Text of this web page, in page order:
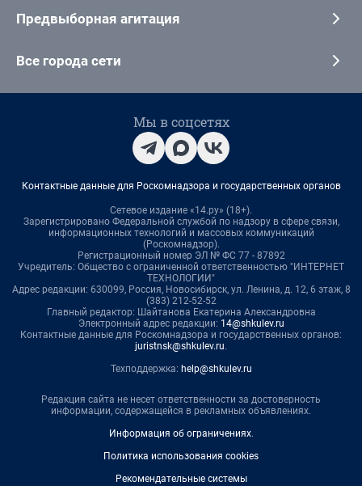
Предвыборная агитация
Все города сети
Мы в соцсетях
Контактные данные для Роскомнадзора и государственных органов
Сетевое издание «14.ру» (18+).
Зарегистрировано Федеральной службой по надзору в сфере связи,
информационных технологий и массовых коммуникаций
(Роскомнадзор).
Регистрационный номер ЭЛ № ФС 77 - 87892
Учредитель: Общество с ограниченной ответственностью "ИНТЕРНЕТ
ТЕХНОЛОГИИ"
Адрес редакции: 630099, Россия, Новосибирск, ул. Ленина, д. 12, 6 этаж, 8
(383) 212-52-52
Главный редактор: Шайтанова Екатерина Александровна
Электронный адрес редакции: 14@shkulev.ru
Контактные данные для Роскомнадзора и государственных органов:
juristnsk@shkulev.ru.
Техподдержка: help@shkulev.ru
Редакция сайта не несет ответственности за достоверность
информации, содержащейся в рекламных объявлениях.
Информация об ограничениях.
Политика использования cookies
Рекомендательные системы